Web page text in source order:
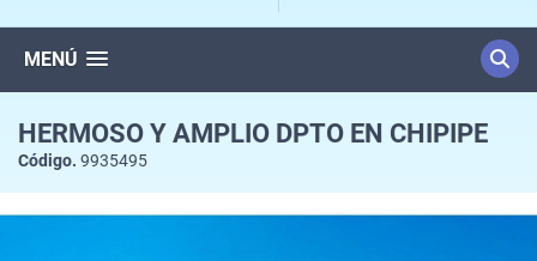
MENÚ
HERMOSO Y AMPLIO DPTO EN CHIPIPE
Código. 9935495